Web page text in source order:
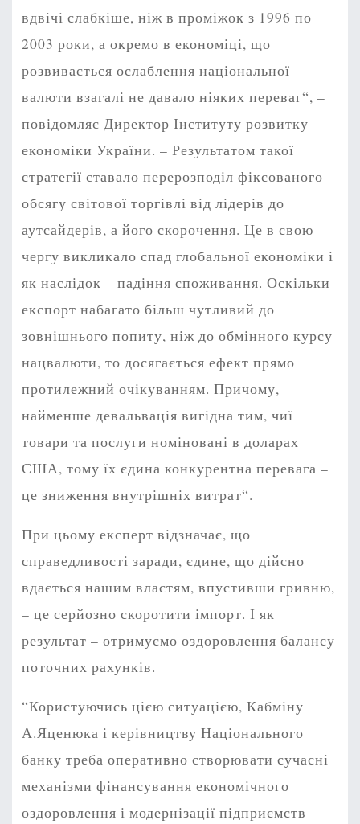
вдвічі слабкіше, ніж в проміжок з 1996 по
2003 роки, а окремо в економіці, що
розвивається ослаблення національної
валюти взагалі не давало ніяких переваг“, –
повідомляє Директор Інституту розвитку
економіки України. – Результатом такої
стратегії ставало перерозподіл фіксованого
обсягу світової торгівлі від лідерів до
аутсайдерів, а його скорочення. Це в свою
чергу викликало спад глобальної економіки і
як наслідок – падіння споживання. Оскільки
експорт набагато більш чутливий до
зовнішнього попиту, ніж до обмінного курсу
нацвалюти, то досягається ефект прямо
протилежний очікуванням. Причому,
найменше девальвація вигідна тим, чиї
товари та послуги номіновані в доларах
США, тому їх єдина конкурентна перевага –
це зниження внутрішніх витрат“.
При цьому експерт відзначає, що
справедливості заради, єдине, що дійсно
вдається нашим властям, впустивши гривню,
– це серйозно скоротити імпорт. І як
результат – отримуємо оздоровлення балансу
поточних рахунків.
“Користуючись цією ситуацією, Кабміну
А.Яценюка і керівництву Національного
банку треба оперативно створювати сучасні
механізми фінансування економічного
оздоровлення і модернізації підприємств